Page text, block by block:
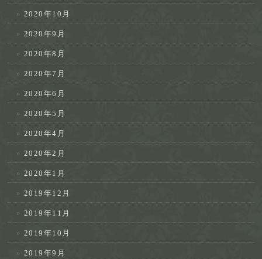
2020年10月
2020年9月
2020年8月
2020年7月
2020年6月
2020年5月
2020年4月
2020年2月
2020年1月
2019年12月
2019年11月
2019年10月
2019年9月